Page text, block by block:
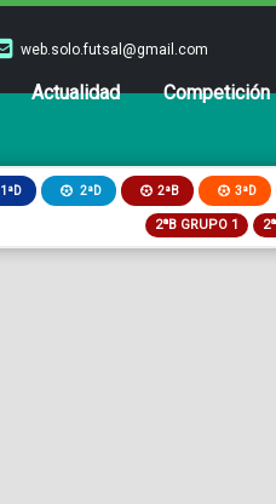
web.solo.futsal@gmail.com
Actualidad Competición
1ªD 2ªD 2ªB 3ªD
2ªB GRUPO 1